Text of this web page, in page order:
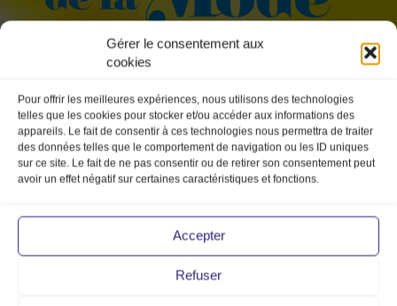
Gérer le consentement aux
cookies
Pour offrir les meilleures expériences, nous utilisons des technologies
telles que les cookies pour stocker et/ou accéder aux informations des
appareils. Le fait de consentir à ces technologies nous permettra de traiter
des données telles que le comportement de navigation ou les ID uniques
sur ce site. Le fait de ne pas consentir ou de retirer son consentement peut
avoir un effet négatif sur certaines caractéristiques et fonctions.
Accepter
Refuser
4Angel_vl
12 Avr 2020